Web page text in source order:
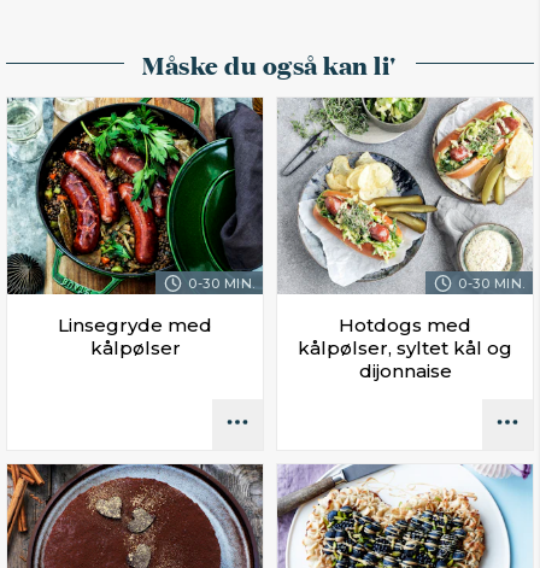
Måske du også kan li'
0-30 MIN.
Linsegryde med
kålpølser
0-30 MIN.
Hotdogs med
kålpølser, syltet kål og
dijonnaise